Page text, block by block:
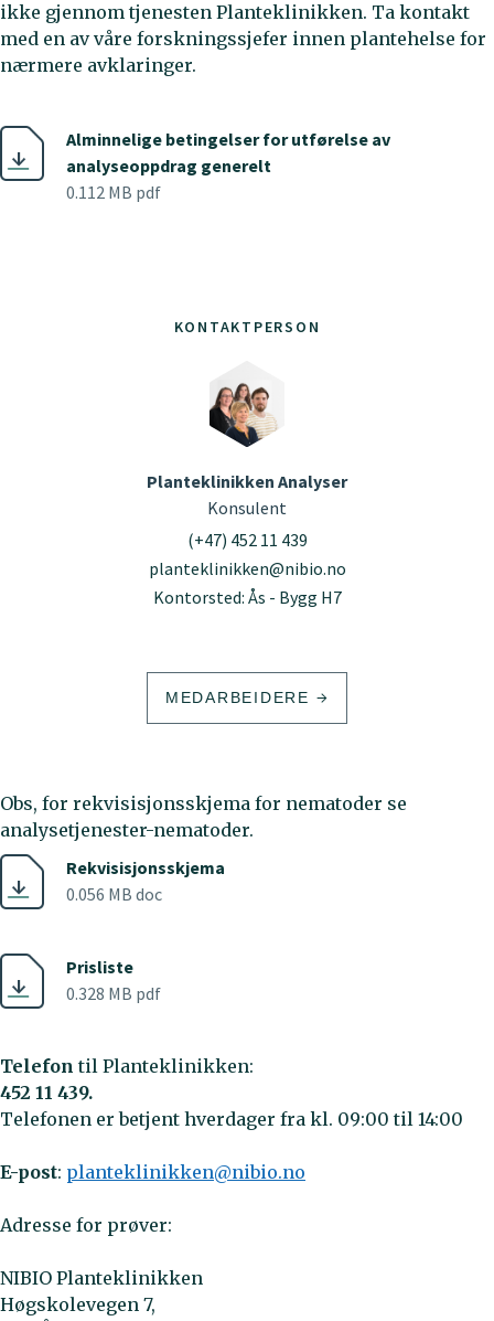
KONTAKTPERSON
Planteklinikken Analyser
Konsulent
(+47) 452 11 439
planteklinikken@nibio.no
Kontorsted: Ås - Bygg H7
MEDARBEIDERE
Obs, for rekvisisjonsskjema for nematoder se
analysetjenester-nematoder.
Rekvisisjonsskjema
0.056 MB doc
Prisliste
0.328 MB pdf
Telefon til Planteklinikken:
452 11 439.
Telefonen er betjent hverdager fra kl. 09:00 til 14:00
E-post: planteklinikken@nibio.no
Adresse for prøver:
NIBIO Planteklinikken
Høgskolevegen 7,
ikke gjennom tjenesten Planteklinikken. Ta kontakt
med en av våre forskningssjefer innen plantehelse for
nærmere avklaringer.
Alminnelige betingelser for utførelse av
analyseoppdrag generelt
0.112 MB pdf